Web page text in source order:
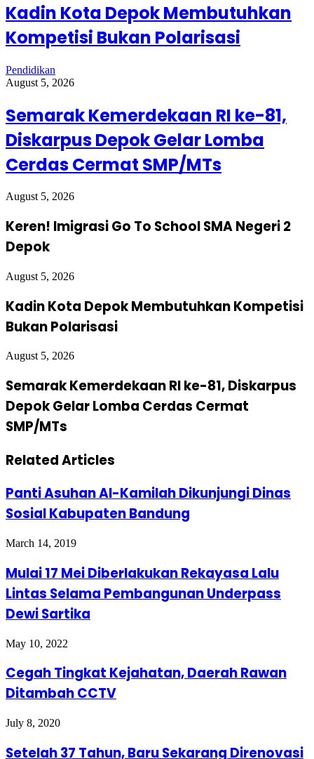
Kadin Kota Depok Membutuhkan
Kompetisi Bukan Polarisasi
Pendidikan
August 5, 2026
Semarak Kemerdekaan RI ke-81,
Diskarpus Depok Gelar Lomba
Cerdas Cermat SMP/MTs
August 5, 2026
Keren! Imigrasi Go To School SMA Negeri 2
Depok
August 5, 2026
Kadin Kota Depok Membutuhkan Kompetisi
Bukan Polarisasi
August 5, 2026
Semarak Kemerdekaan RI ke-81, Diskarpus
Depok Gelar Lomba Cerdas Cermat
SMP/MTs
Related Articles
Panti Asuhan Al-Kamilah Dikunjungi Dinas
Sosial Kabupaten Bandung
March 14, 2019
Mulai 17 Mei Diberlakukan Rekayasa Lalu
Lintas Selama Pembangunan Underpass
Dewi Sartika
May 10, 2022
Cegah Tingkat Kejahatan, Daerah Rawan
Ditambah CCTV
July 8, 2020
Setelah 37 Tahun, Baru Sekarang Direnovasi